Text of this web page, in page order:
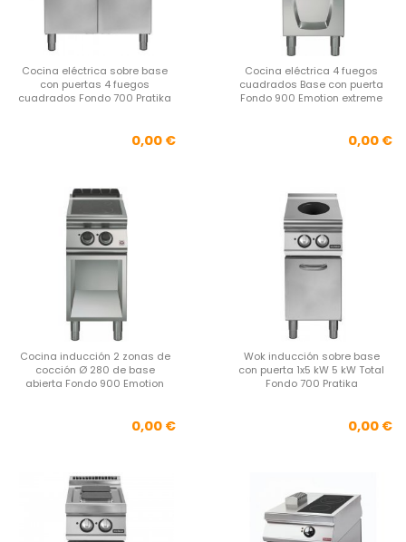
Cocina eléctrica sobre base
con puertas 4 fuegos
cuadrados Fondo 700 Pratika
Precio
0,00 €
Cocina eléctrica 4 fuegos
cuadrados Base con puerta
Fondo 900 Emotion extreme
0,00 €
Cocina inducción 2 zonas de
cocción Ø 280 de base
abierta Fondo 900 Emotion
Precio
0,00 €
Wok inducción sobre base
con puerta 1x5 kW 5 kW Total
Fondo 700 Pratika
0,00 €